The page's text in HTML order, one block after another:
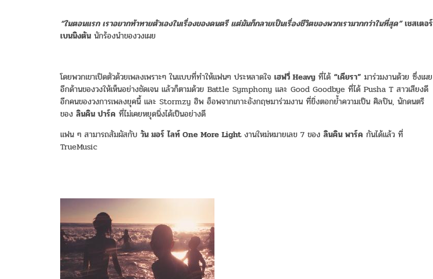
“ในตอนแรก เราอยากท้าทายตัวเองในเรื่องของดนตรี แต่มันก็กลายเป็นเรื่องชีวิตของพวกเรามากกว่าในที่สุด” เชสเตอร์
เบนนิงตัน นักร้องนำของวงเผย
โดยพวกเขาเปิดตัวด้วยเพลงเพราะๆ ในแบบที่ทำให้แฟนๆ ประหลาดใจ เฮฟวี่ Heavy ที่ได้ “เคียรา” มาร่วมงานด้วย ซึ่งเผย
อีกด้านของวงให้เห็นอย่างชัดเจน แล้วก็ตามด้วย Battle Symphony และ Good Goodbye ที่ได้ Pusha T สาวเสียงดี
อีกคนของวงการเพลงยุคนี้ และ Stormzy ฮิพ ฮ็อพจากเกาะอังกฤษมาร่วมงาน ที่ยิ่งตอกย้ำความเป็น ศิลปิน, นักดนตรี
ของ ลินคิน ปาร์ค ที่ไม่เคยหยุดนิ่งได้เป็นอย่างดี
แฟน ๆ สามารถสัมผัสกับ วัน มอร์ ไลท์ One More Lightงานใหม่หมายเลข 7 ของ ลินคิน พาร์ค กันได้แล้ว ที่
TrueMusic